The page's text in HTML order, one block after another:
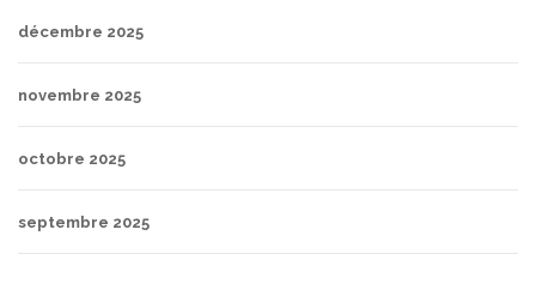
décembre 2025
novembre 2025
octobre 2025
septembre 2025